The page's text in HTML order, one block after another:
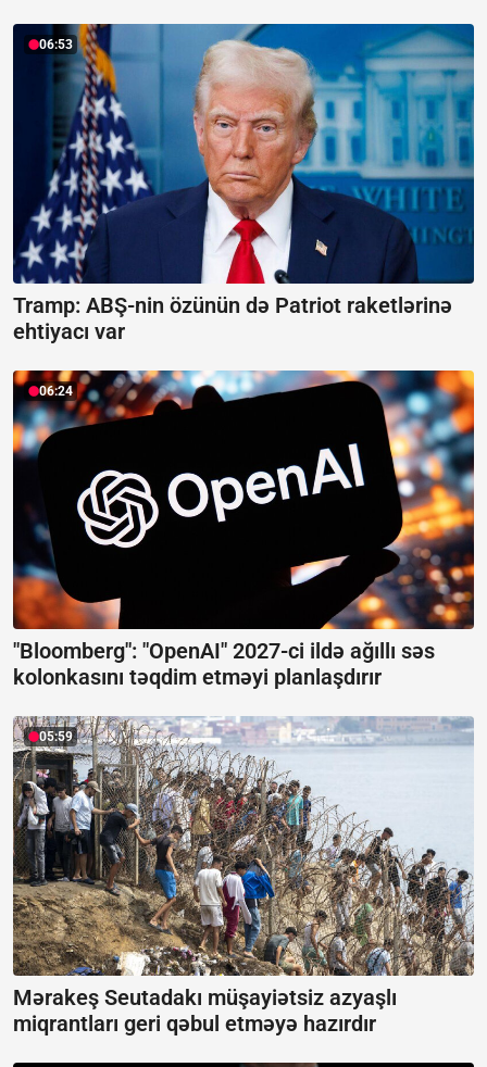
06:53
Tramp: ABŞ-nin özünün də Patriot raketlərinə
ehtiyacı var
06:24
"Bloomberg": "OpenAI" 2027-ci ildə ağıllı səs
kolonkasını təqdim etməyi planlaşdırır
05:59
Mərakeş Seutadakı müşayiətsiz azyaşlı
miqrantları geri qəbul etməyə hazırdır